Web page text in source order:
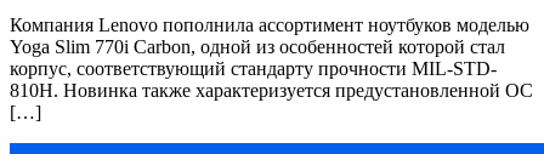
Компания Lenovo пополнила ассортимент ноутбуков моделью
Yoga Slim 770i Carbon, одной из особенностей которой стал
корпус, соответствующий стандарту прочности MIL-STD-
810H. Новинка также характеризуется предустановленной ОС
[…]